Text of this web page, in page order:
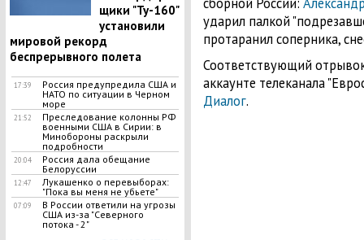
щики "Ту-160"
установили
мировой рекорд
беспрерывного полета
17:39
Россия предупредила США и
НАТО по ситуации в Черном
море
21:52
Преследование колонны РФ
военными США в Сирии: в
Минобороны раскрыли
подробности
20:04
Россия дала обещание
Белоруссии
12:47
​Лукашенко о перевыборах:
"Пока вы меня не убьете"
07:09
В России ответили на угрозы
США из-за "Северного
потока - 2"
ударил палкой
протаранил соперника,
Соответствующий
аккаунте телеканала
Диалог.